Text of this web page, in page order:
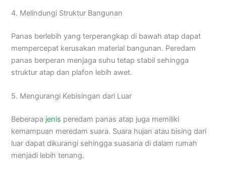
4. Melindungi Struktur Bangunan
Panas berlebih yang terperangkap di bawah atap dapat
mempercepat kerusakan material bangunan. Peredam
panas berperan menjaga suhu tetap stabil sehingga
struktur atap dan plafon lebih awet.
5. Mengurangi Kebisingan dari Luar
Beberapa jenis peredam panas atap juga memiliki
kemampuan meredam suara. Suara hujan atau bising dari
luar dapat dikurangi sehingga suasana di dalam rumah
menjadi lebih tenang.